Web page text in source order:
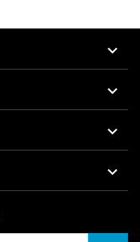



